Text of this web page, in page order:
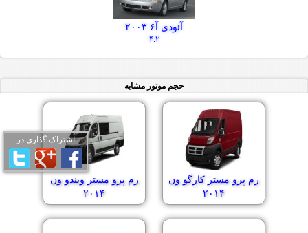
آئودی آ۶ ۲۰۰۳
۴.۲
حجم موتور مشابه
رم پرو مستر کارگو ون
۲۰۱۴
رم پرو مستر ویندو ون
۲۰۱۴
اشتراک گذاری در